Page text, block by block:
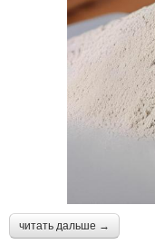
читать дальше →